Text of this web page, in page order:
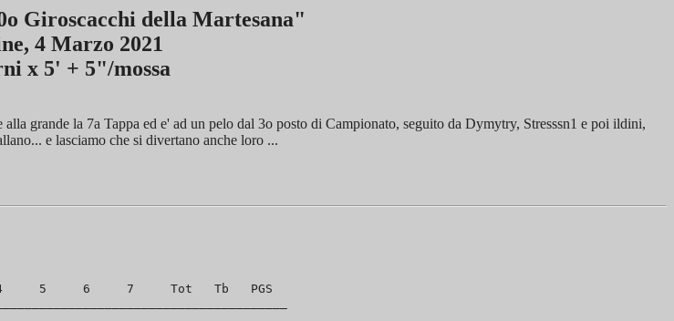
Giroscacchi della Martesana"
4 Marzo 2021
x 5' + 5"/mossa
grande la 7a Tappa ed e' ad un pelo dal 3o posto di Campionato, seguito da Dymytry, Stresssn1 e poi ildini,
e lasciamo che si divertano anche loro ...
5     6     7     Tot   Tb   PGS